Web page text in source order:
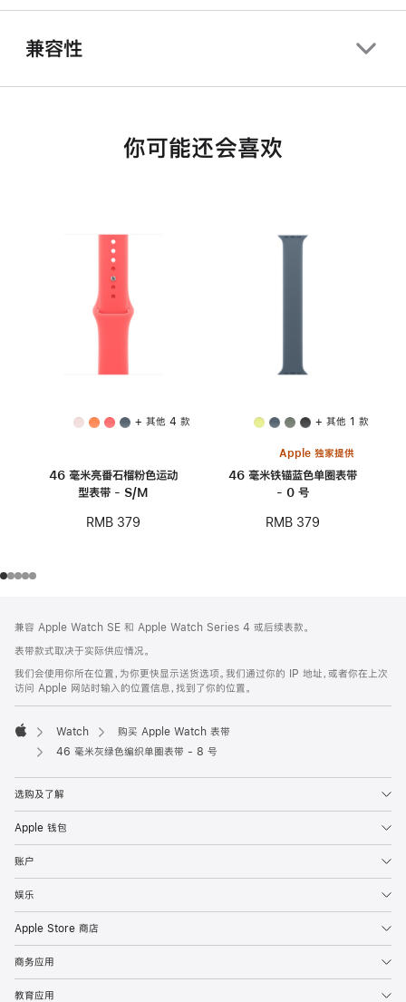
兼容性
你可能还会喜欢
+ 其他 4 款
46 毫米亮番石榴粉色运动
型表带 - S/M
RMB 379
+ 其他 1 款
Apple 独家提供
46 毫米铁锚蓝色单圈表带
- 0 号
RMB 379
页
页
脚
注
兼容 Apple Watch SE 和 Apple Watch Series 4 或后续表款。
表带款式取决于实际供应情况。
我们会使用你所在位置，为你更快显示送货选项。我们通过你的 IP 地址，或者你在上次
访问 Apple 网站时输入的位置信息，找到了你的位置。
Apple
Watch
购买 Apple Watch 表带
46 毫米灰绿色编织单圈表带 - 8 号
选购及了解
Apple 钱包
账户
娱乐
Apple Store 商店
商务应用
教育应用